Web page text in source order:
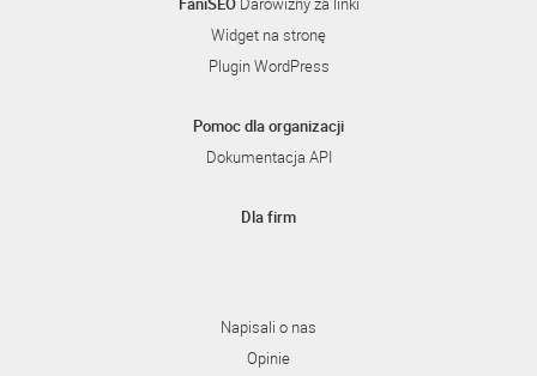
Widget na stronę
Plugin WordPress
Pomoc dla organizacji
Dokumentacja API
Dla firm
Napisali o nas
Opinie